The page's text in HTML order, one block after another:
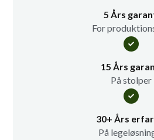
5 Års
For
15 Års
På stolper
30+ Års
På